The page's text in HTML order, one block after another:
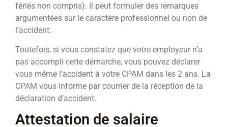
fériés non compris). Il peut formuler des remarques
argumentées sur le caractère professionnel ou non de
l’accident.
Toutefois, si vous constatez que votre employeur n’a
pas accompli cette démarche, vous pouvez déclarer
vous même l’accident à votre CPAM dans les 2 ans. La
CPAM vous informe par courrier de la réception de la
déclaration d’accident.
Attestation de salaire